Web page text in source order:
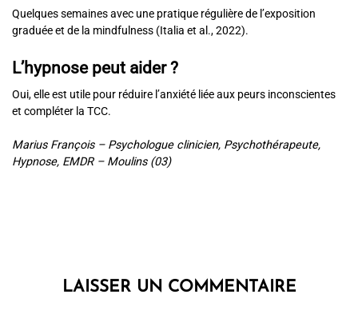
Quelques semaines avec une pratique régulière de l’exposition
graduée et de la mindfulness (Italia et al., 2022).
L’hypnose peut aider ?
Oui, elle est utile pour réduire l’anxiété liée aux peurs inconscientes
et compléter la TCC.
Marius François – Psychologue clinicien, Psychothérapeute,
Hypnose, EMDR – Moulins (03)
LAISSER UN COMMENTAIRE